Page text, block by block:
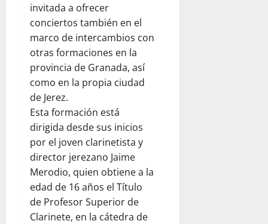
invitada a ofrecer
conciertos también en el
marco de intercambios con
otras formaciones en la
provincia de Granada, así
como en la propia ciudad
de Jerez.
Esta formación está
dirigida desde sus inicios
por el joven clarinetista y
director jerezano Jaime
Merodio, quien obtiene a la
edad de 16 años el Título
de Profesor Superior de
Clarinete, en la cátedra de